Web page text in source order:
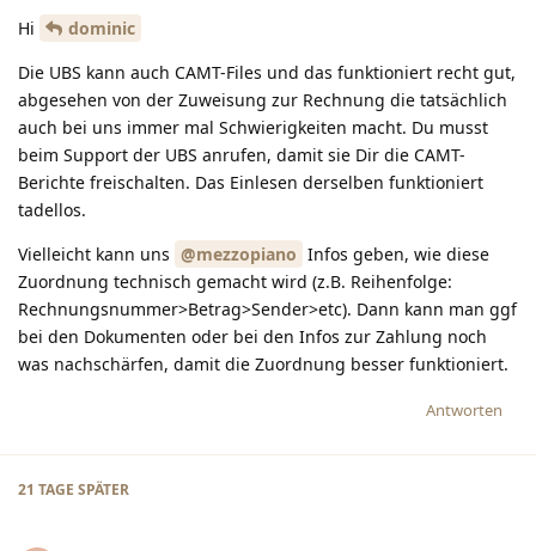
Hi
dominic
Die UBS kann auch CAMT-Files und das funktioniert recht gut,
abgesehen von der Zuweisung zur Rechnung die tatsächlich
auch bei uns immer mal Schwierigkeiten macht. Du musst
beim Support der UBS anrufen, damit sie Dir die CAMT-
Berichte freischalten. Das Einlesen derselben funktioniert
tadellos.
Vielleicht kann uns @mezzopiano Infos geben, wie diese
Zuordnung technisch gemacht wird (z.B. Reihenfolge:
Rechnungsnummer>Betrag>Sender>etc). Dann kann man ggf
bei den Dokumenten oder bei den Infos zur Zahlung noch
was nachschärfen, damit die Zuordnung besser funktioniert.
Antworten
21 TAGE SPÄTER